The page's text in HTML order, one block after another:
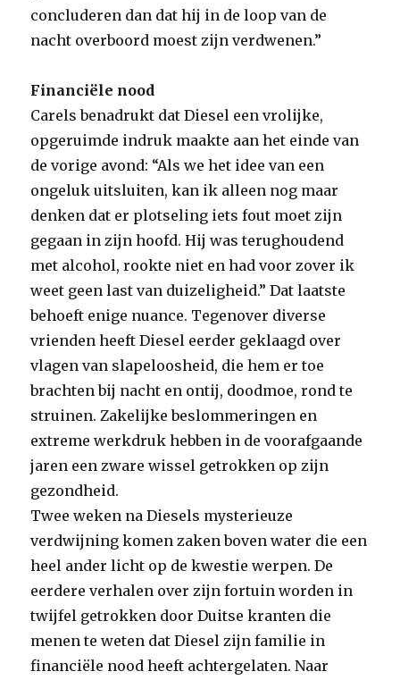
concluderen dan dat hij in de loop van de
nacht overboord moest zijn verdwenen.”
Financiële nood
Carels benadrukt dat Diesel een vrolijke,
opgeruimde indruk maakte aan het einde van
de vorige avond: “Als we het idee van een
ongeluk uitsluiten, kan ik alleen nog maar
denken dat er plotseling iets fout moet zijn
gegaan in zijn hoofd. Hij was terughoudend
met alcohol, rookte niet en had voor zover ik
weet geen last van duizeligheid.” Dat laatste
behoeft enige nuance. Tegenover diverse
vrienden heeft Diesel eerder geklaagd over
vlagen van slapeloosheid, die hem er toe
brachten bij nacht en ontij, doodmoe, rond te
struinen. Zakelijke beslommeringen en
extreme werkdruk hebben in de voorafgaande
jaren een zware wissel getrokken op zijn
gezondheid.
Twee weken na Diesels mysterieuze
verdwijning komen zaken boven water die een
heel ander licht op de kwestie werpen. De
eerdere verhalen over zijn fortuin worden in
twijfel getrokken door Duitse kranten die
menen te weten dat Diesel zijn familie in
financiële nood heeft achtergelaten. Naar